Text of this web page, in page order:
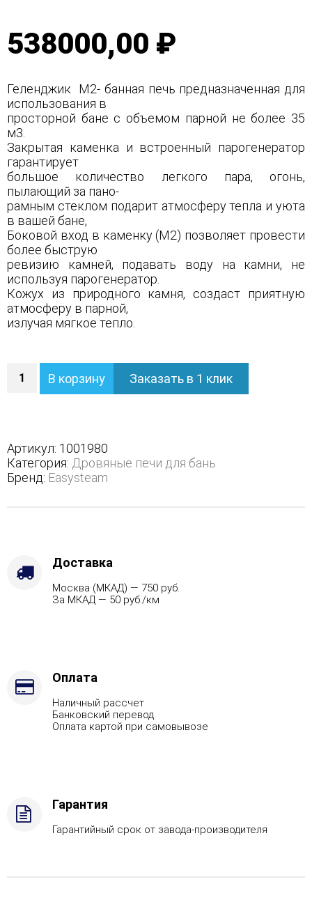
538000,00 ₽
Геленджик М2- банная печь предназначенная для
использования в
просторной бане с объемом парной не более 35
м3.
Закрытая каменка и встроенный парогенератор
гарантирует
большое количество легкого пара, огонь,
пылающий за пано-
рамным стеклом подарит атмосферу тепла и уюта
в вашей бане,
Боковой вход в каменку (М2) позволяет провести
более быструю
ревизию камней, подавать воду на камни, не
используя парогенератор.
Кожух из природного камня, создаст приятную
атмосферу в парной,
излучая мягкое тепло.
Печь
Геленджик
полноценном
кожухе
-
Варианты
321,
Вид
топлива
каменку
В корзину Заказать в 1 клик
Артикул: 1001980
Категория: Дровяные печи для бань
Бренд: Easysteam
Доставка
Москва (МКАД) — 750 руб.
За МКАД — 50 руб./км
Оплата
Наличный рассчет
Банковский перевод
Оплата картой при самовывозе
Гарантия
Гарантийный срок от завода-производителя